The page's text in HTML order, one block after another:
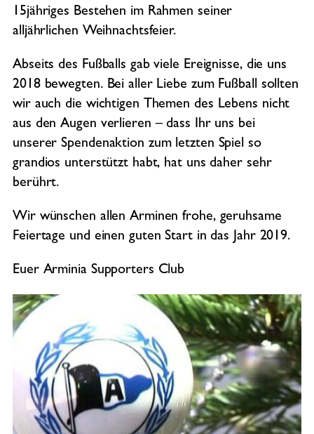
15jähriges Bestehen im Rahmen seiner
alljährlichen Weihnachtsfeier.
Abseits des Fußballs gab viele Ereignisse, die uns
2018 bewegten. Bei aller Liebe zum Fußball sollten
wir auch die wichtigen Themen des Lebens nicht
aus den Augen verlieren – dass Ihr uns bei
unserer Spendenaktion zum letzten Spiel so
grandios unterstützt habt, hat uns daher sehr
berührt.
Wir wünschen allen Arminen frohe, geruhsame
Feiertage und einen guten Start in das Jahr 2019.
Euer Arminia Supporters Club